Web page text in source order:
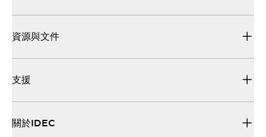
資源與文件
支援
關於IDEC